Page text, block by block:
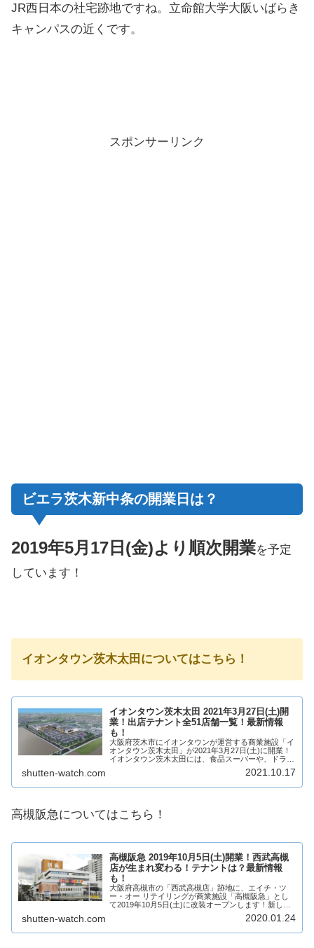
JR西日本の社宅跡地ですね。立命館大学大阪いばらき
キャンパスの近くです。
スポンサーリンク
ビエラ茨木新中条の開業日は？
2019年5月17日(金)より順次開業を予定
しています！
イオンタウン茨木太田についてはこちら！
イオンタウン茨木太田 2021年3月27日(土)開
業！出店テナント全51店舗一覧！最新情報
も！
大阪府茨木市にイオンタウンが運営する商業施設「イ
オンタウン茨木太田」が2021年3月27日(土)に開業！
イオンタウン茨木太田には、食品スーパーや、ドラッ
グストア、飲食店など51店舗が出店！テナントは？ア
クセスは？そういった最新情報や求人情報...
shutten-watch.com 2021.10.17
高槻阪急についてはこちら！
高槻阪急 2019年10月5日(土)開業！西武高槻
店が生まれ変わる！テナントは？最新情報
も！
大阪府高槻市の「西武高槻店」跡地に、エイチ・ツ
ー・オー リテイリングが商業施設「高槻阪急」とし
て2019年10月5日(土)に改装オープンします！新しい
専門店が複数店舗出店！テナントは？営業時間は？何
が変わる？そんな、高槻阪急についてテナント...
shutten-watch.com 2020.01.24